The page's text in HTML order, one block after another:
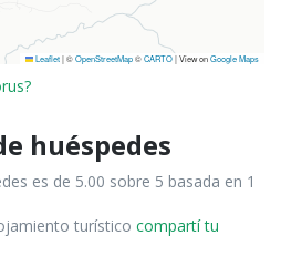
Leaflet|©OpenStreetMap©CARTO| View onGoogle Maps
huéspedes
es de 5.00 sobre 5 basada en 1
turístico compartí tu